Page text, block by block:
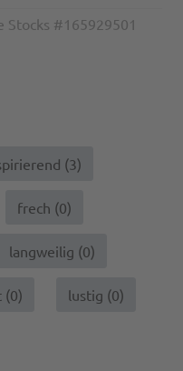
Stocks #165929501
(3)
frech (0)
langweilig (0)
(0) lustig (0)